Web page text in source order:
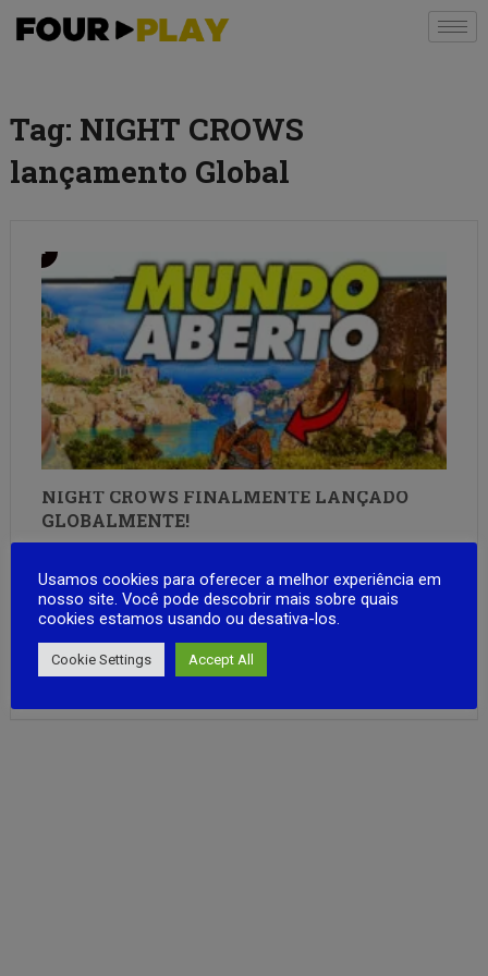
Tag: NIGHT CROWS
lançamento Global
NIGHT CROWS FINALMENTE LANÇADO
GLOBALMENTE!
século XIII convida você a participar de uma enorme guerra
de caos. ▣Crie o mundo▣ Na Europa do século XIII, onde a
fantasia encontra a realidade. Noite …
FULL ARTICLE
Usamos cookies para oferecer a melhor experiência em
nosso site. Você pode descobrir mais sobre quais
cookies estamos usando ou desativa-los.
Cookie Settings Accept All